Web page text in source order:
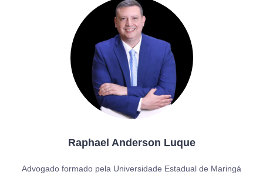
Raphael Anderson Luque
Advogado formado pela Universidade Estadual de Maringá